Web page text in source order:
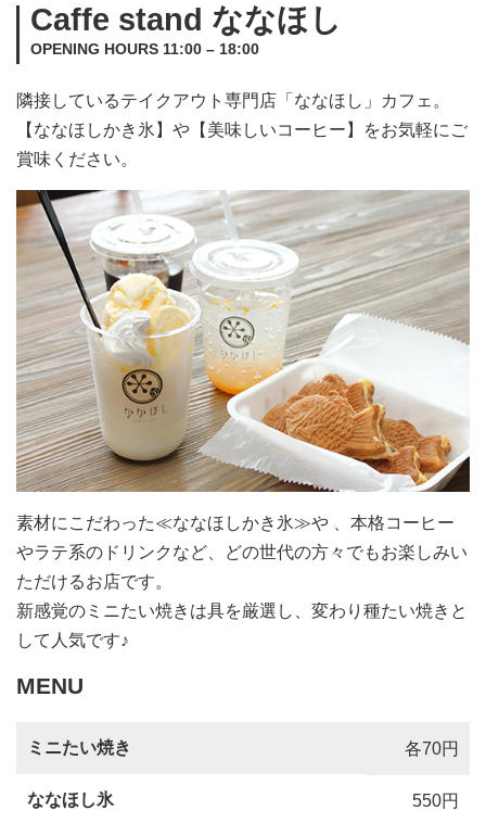
Caffe stand ななほし
OPENING HOURS 11:00 – 18:00
隣接しているテイクアウト専門店「ななほし」カフェ。
【ななほしかき氷】や【美味しいコーヒー】をお気軽にご
賞味ください。
素材にこだわった≪ななほしかき氷≫や 、本格コーヒー
やラテ系のドリンクなど、どの世代の方々でもお楽しみい
ただけるお店です。
新感覚のミニたい焼きは具を厳選し、変わり種たい焼きと
して人気です♪
MENU
ミニたい焼き 各70円
ななほし氷 550円